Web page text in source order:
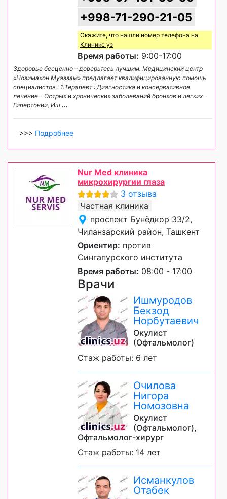
+998-71-290-21-05
Скажите, что нашли номер телефона на
Клиникс уз
Время работы: 9:00-17:00
Здоровье бесценно – доверьтесь лучшим. Медицинский центр
«Нозимахон Муаззам» предлагает квалифицированную помощь
специалистов : 1.Терапевт : Диагностика и консервативное
лечение - Острых и хронических заболеваний бронхов и легких -
Гипертонии, Иш ...
>>> Подробнее
Nur Med клиника
микрохирургии глаза
3 отзыва
Частная клиника
проспект Бунёдкор 33/2,
Чиланзарский район, Ташкент
Ориентир: против
Сингапурского института
Время работы: 08:00 - 17:00
Врачи
Ишмуродов
Бекзод
Норбутаевич
Окулист
(Офтальмолог)
Стаж работы: 6 лет
Очилова
Нигора
Номозовна
Окулист
(Офтальмолог),
Офтальмолог-хирург
Стаж работы: 14 лет
Исманкулов
Отабек